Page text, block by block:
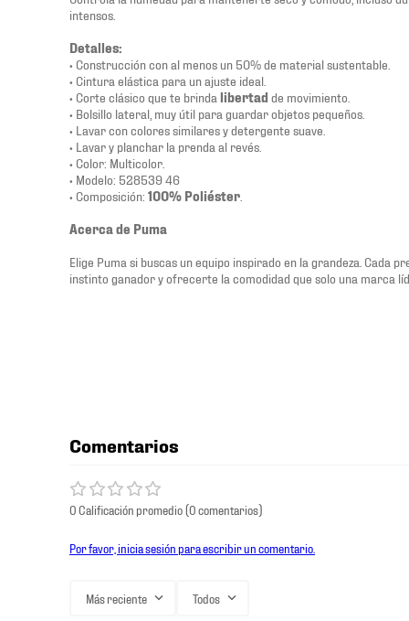
intensos.
Detalles:
• Construcción con al menos un 50% de material sustentable.
• Cintura elástica para un ajuste ideal.
• Corte clásico que te brinda libertad de movimiento.
• Bolsillo lateral, muy útil para guardar objetos pequeños.
• Lavar con colores similares y detergente suave.
• Lavar y planchar la prenda al revés.
• Color: Multicolor.
• Modelo: 528539 46
• Composición: 100% Poliéster
Acerca de Puma
Elige Puma si buscas un equipo inspirado en la grandeza. Cada
instinto ganador y ofrecerte la comodidad que solo una marca
Comentarios
0 Calificación promedio(0 comentarios)
Por favor, inicia sesión para escribir un comentario.
Más reciente Todos